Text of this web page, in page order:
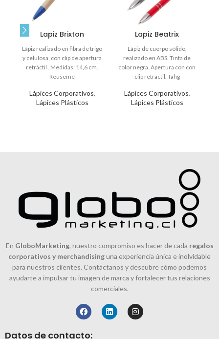
Lapiz Brixton
Lápices Corporativos,
Lápices Plásticos
Lápiz realizado en fibra de trigo
y celulosa, con clip de apertura
retráctil . Medidas: 14,6 cm.
Reuseme
Lapiz Beatrix
Lápices Corporativos,
Lápices Plásticos
Lápiz de cuerpo sólido,
realizado en ABS. Tinta de
color negra. Apertura con con
clip retractil. Tahg
En GloboMarketing, nuestro compromiso es hacer de cada regalos
corporativos y merchandisinguna experiencia única e inolvidable
para nuestros clientes. Contáctanos y descubre cómo podemos
ayudarte a impulsar tu imagen de marca y fortalecer tus relaciones
comerciales.
Datos de contacto: